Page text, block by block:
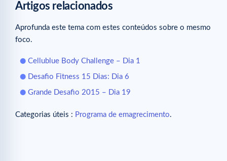
Artigos relacionados
Aprofunda este tema com estes conteúdos sobre o mesmo
foco.
Cellublue Body Challenge – Dia 1
Desafio Fitness 15 Dias: Dia 6
Grande Desafio 2015 – Dia 19
Categorias úteis : Programa de emagrecimento.